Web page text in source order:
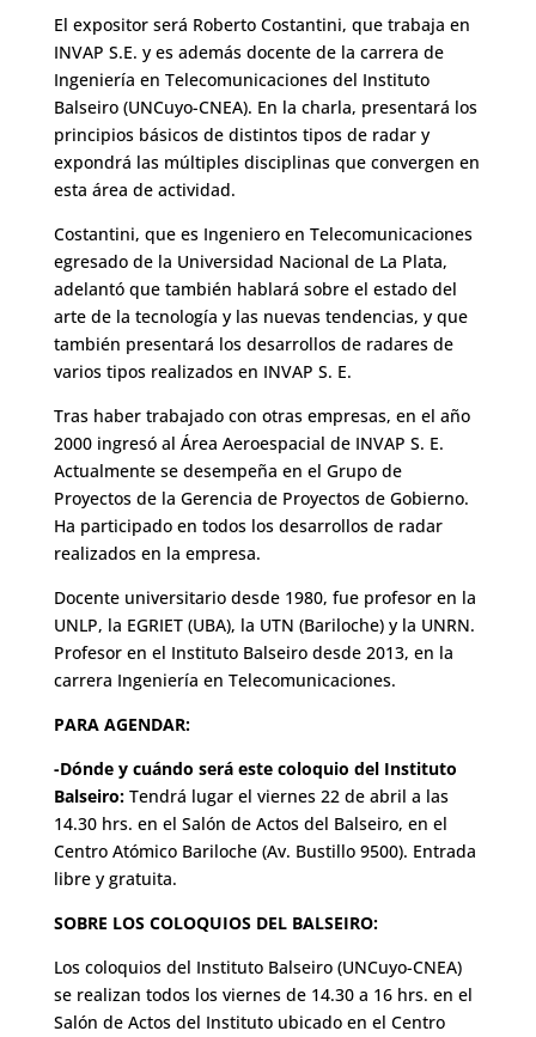
El expositor será Roberto Costantini, que trabaja en
INVAP S.E. y es además docente de la carrera de
Ingeniería en Telecomunicaciones del Instituto
Balseiro (UNCuyo-CNEA). En la charla, presentará los
principios básicos de distintos tipos de radar y
expondrá las múltiples disciplinas que convergen en
esta área de actividad.
Costantini, que es Ingeniero en Telecomunicaciones
egresado de la Universidad Nacional de La Plata,
adelantó que también hablará sobre el estado del
arte de la tecnología y las nuevas tendencias, y que
también presentará los desarrollos de radares de
varios tipos realizados en INVAP S. E.
Tras haber trabajado con otras empresas, en el año
2000 ingresó al Área Aeroespacial de INVAP S. E.
Actualmente se desempeña en el Grupo de
Proyectos de la Gerencia de Proyectos de Gobierno.
Ha participado en todos los desarrollos de radar
realizados en la empresa.
Docente universitario desde 1980, fue profesor en la
UNLP, la EGRIET (UBA), la UTN (Bariloche) y la UNRN.
Profesor en el Instituto Balseiro desde 2013, en la
carrera Ingeniería en Telecomunicaciones.
PARA AGENDAR:
-Dónde y cuándo será este coloquio del Instituto
Balseiro:Tendrá lugar el viernes 22 de abril a las
14.30 hrs. en el Salón de Actos del Balseiro, en el
Centro Atómico Bariloche (Av. Bustillo 9500). Entrada
libre y gratuita.
SOBRE LOS COLOQUIOS DEL BALSEIRO:
Los coloquios del Instituto Balseiro (UNCuyo-CNEA)
se realizan todos los viernes de 14.30 a 16 hrs. en el
Salón de Actos del Instituto ubicado en el Centro